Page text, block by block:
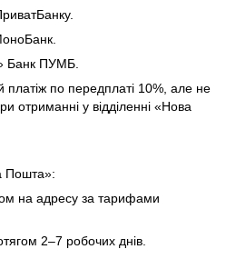
Банк ПУМБ.
платіж по передплаті 10%, але не
отриманні у відділенні «Нова
Пошта»:
на адресу за тарифами
2–7 робочих днів.